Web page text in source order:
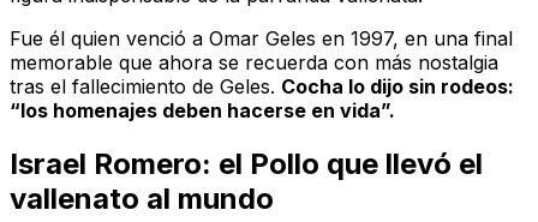
Fue él quien venció a Omar Geles en 1997, en una final
memorable que ahora se recuerda con más nostalgia
tras el fallecimiento de Geles. Cocha lo dijo sin rodeos:
“los homenajes deben hacerse en vida”.
Israel Romero: el Pollo que llevó el
vallenato al mundo